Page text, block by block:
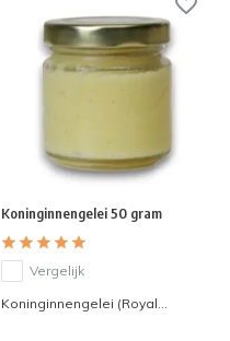
Koninginnengelei 50 gram
Vergelijk
Koninginnengelei (Royal...